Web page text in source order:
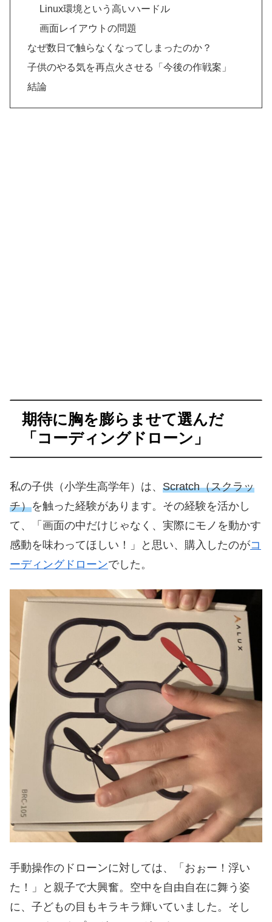
Linux環境という高いハードル
画面レイアウトの問題
なぜ数日で触らなくなってしまったのか？
子供のやる気を再点火させる「今後の作戦案」
結論
期待に胸を膨らませて選んだ
「コーディングドローン」
私の子供（小学生高学年）は、 Scratch（スクラッ
チ）を触った経験があります。その経験を活かし
て、「画面の中だけじゃなく、実際にモノを動かす
感動を味わってほしい！」と思い、購入したのがコ
ーディングドローンでした。
手動操作のドローンに対しては、「おぉー！浮い
た！」と親子で大興奮。空中を自由自在に舞う姿
に、子どもの目もキラキラ輝いていました。そし